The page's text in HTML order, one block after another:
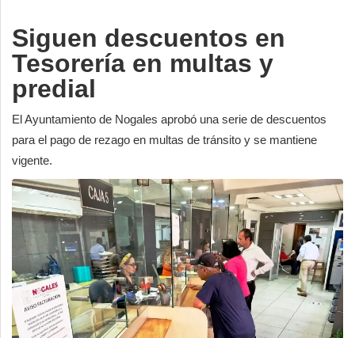
Siguen descuentos en
Tesorería en multas y
predial
El Ayuntamiento de Nogales aprobó una serie de descuentos
para el pago de rezago en multas de tránsito y se mantiene
vigente.